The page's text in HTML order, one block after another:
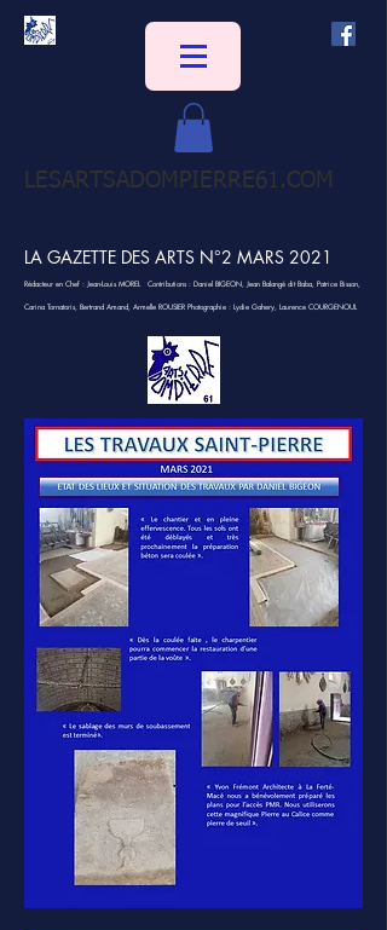
LESARTSADOMPIERRE61.COM
LA GAZETTE DES ARTS N°2 MARS 2021
Rédacteur en Chef : Jean-Louis MOREL Contributions : Daniel BIGEON, Jean Balangé dit Baba, Patrice Bisson,
Carina Tornatoris, Bertrand Amand, Armelle ROUSIER Photographie : Lydie Gahery, Laurence COURGENOUL